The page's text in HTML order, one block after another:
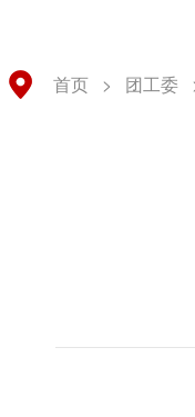
首页 > 团工委